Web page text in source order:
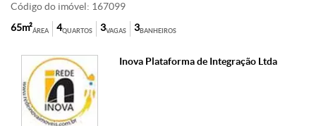
Código do imóvel: 167099
ÁREA
65m² QUARTOS
4 VAGAS
3 BANHEIROS
3
Inova Plataforma de Integração Ltda